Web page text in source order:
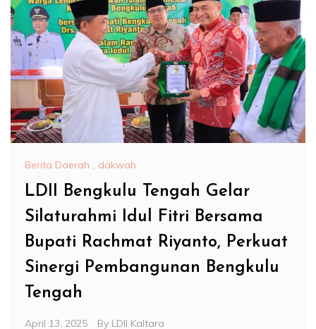
Berita Daerah , dakwah
LDII Bengkulu Tengah Gelar
Silaturahmi Idul Fitri Bersama
Bupati Rachmat Riyanto, Perkuat
Sinergi Pembangunan Bengkulu
Tengah
April 13, 2025 By LDII Kaltara